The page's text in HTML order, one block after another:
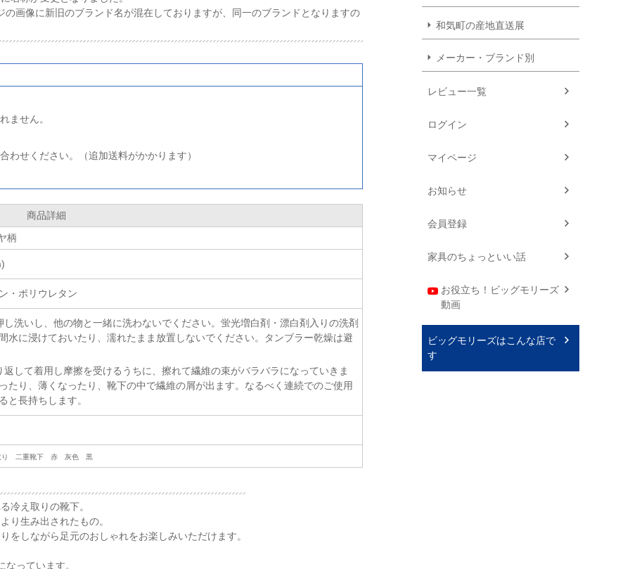
画像に新旧のブランド名が混在しておりますが、同一のブランドとなりますの
ません。
わせください。（追加送料がかかります）
商品詳細
柄
・ポリウレタン
洗いし、他の物と一緒に洗わないでください。蛍光増白剤・漂白剤入りの洗剤
水に浸けておいたり、濡れたまま放置しないでください。タンブラー乾燥は避
して着用し摩擦を受けるうちに、擦れて繊維の束がバラバラになっていきま
たり、薄くなったり、靴下の中で繊維の屑が出ます。なるべく連続でのご使用
と長持ちします。
り 二重靴下 赤 灰色 黒
冷え取りの靴下。
り生み出されたもの。
をしながら足元のおしゃれをお楽しみいただけます。
っています。
和気町の産地直送展
メーカー・ブランド別
レビュー一覧
ログイン
マイページ
お知らせ
会員登録
家具のちょっといい話
お役立ち！ビッグモリーズ
動画
ビッグモリーズはこんな店で
す